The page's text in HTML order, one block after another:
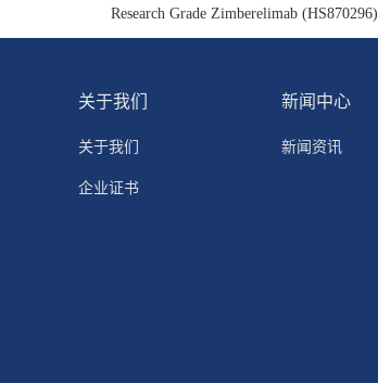
Research Grade Zimberelimab (HS870296)
关于我们
关于我们
企业证书
新闻中心
新闻资讯